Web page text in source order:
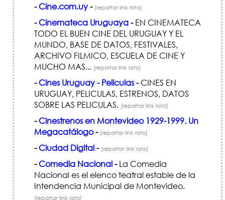
-Cine.com.uy- [reportar link roto]
-Cinemateca Uruguaya-EN CINEMATECA
TODO EL BUEN CINE DEL URUGUAY Y EL
MUNDO, BASE DE DATOS, FESTIVALES,
ARCHIVO FILMICO, ESCUELA DE CINE Y
MUCHO MAS... [reportar link roto]
-Cines Uruguay - Peliculas-CINES EN
URUGUAY, PELICULAS, ESTRENOS, DATOS
SOBRE LAS PELICULAS. [reportar link roto]
-Cinestrenos en Montevideo 1929-1999. Un
Megacatálogo- [reportar link roto]
-Ciudad Digital- [reportar link roto]
-Comedia Nacional-La Comedia
Nacional es el elenco teatral estable de la
Intendencia Municipal de Montevideo.
[reportar link roto]